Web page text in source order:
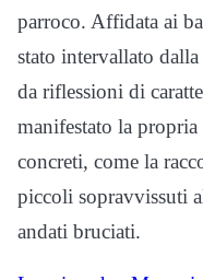
parroco. Affidata ai
stato intervallato
da riflessioni di
manifestato la
concreti, come la
piccoli sopravvissuti
andati bruciati.